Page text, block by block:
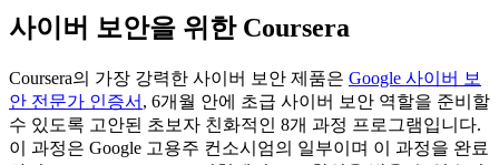
사이버 보안을 위한 Coursera
Coursera의 가장 강력한 사이버 보안 제품은 Google 사이버 보
안 전문가 인증서 , 6개월 안에 초급 사이버 보안 역할을 준비할
수 있도록 고안된 초보자 친화적인 8개 과정 프로그램입니다.
이 과정은 Google 고용주 컨소시엄의 일부이며 이 과정을 완료